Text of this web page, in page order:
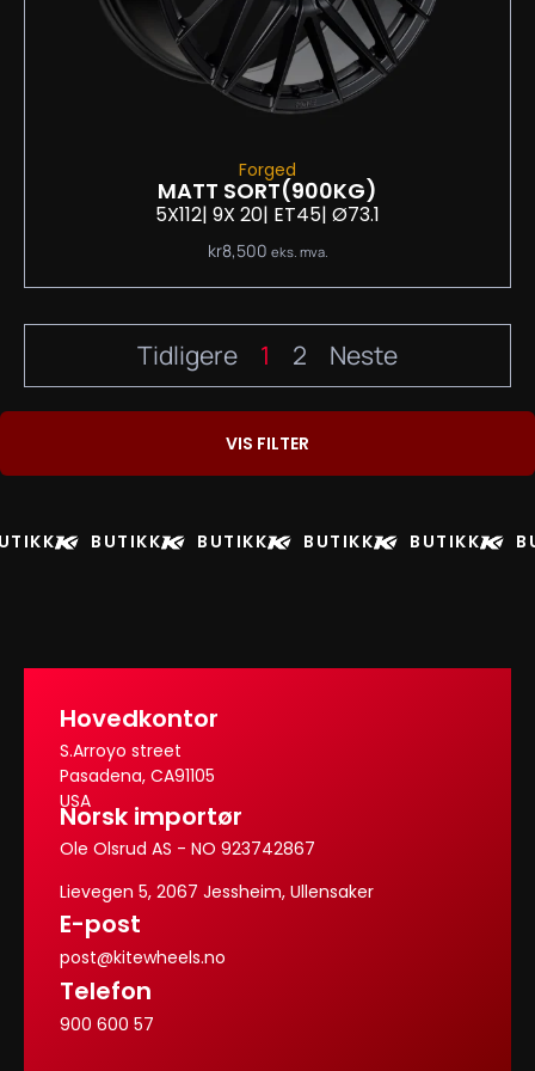
Forged
MATT SORT(900KG)
5X112| 9X 20| ET45| Ø73.1
kr8,500 eks. mva.
Tidligere 1 2 Neste
VIS FILTER
BUTIKK BUTIKK BUTIKK BUTIKK
Hovedkontor
S.Arroyo street
Pasadena, CA91105
USA
Norsk importør
Ole Olsrud AS - NO 923742867
Lievegen 5, 2067 Jessheim, Ullensaker
E-post
post@kitewheels.no
Telefon
900 600 57